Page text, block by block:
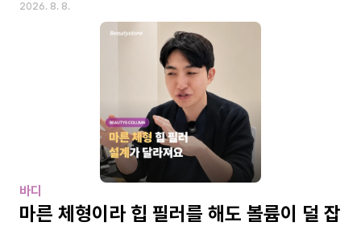
2026. 8. 8.
바디
마른 체형이라 힙 필러를 해도 볼륨이 덜 잡